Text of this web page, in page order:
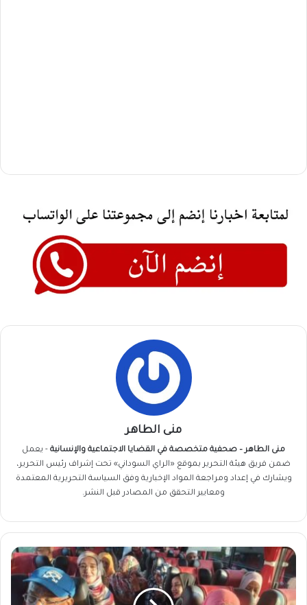
منى الطاهر
منى الطاهر – صحفية متخصصة في القضايا الاجتماعية والإنسانية - يعمل
ضمن فريق هيئة التحرير بموقع «الراي السوداني» تحت إشراف رئيس التحرير،
ويشارك في إعداد ومراجعة المواد الإخبارية وفق السياسة التحريرية المعتمدة
ومعايير التحقق من المصادر قبل النشر.
الذي
يحدث
في
الخرطوم